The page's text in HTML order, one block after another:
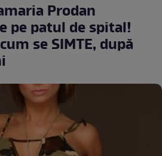
Prodan
pe patul de spital!
se SIMTE, după